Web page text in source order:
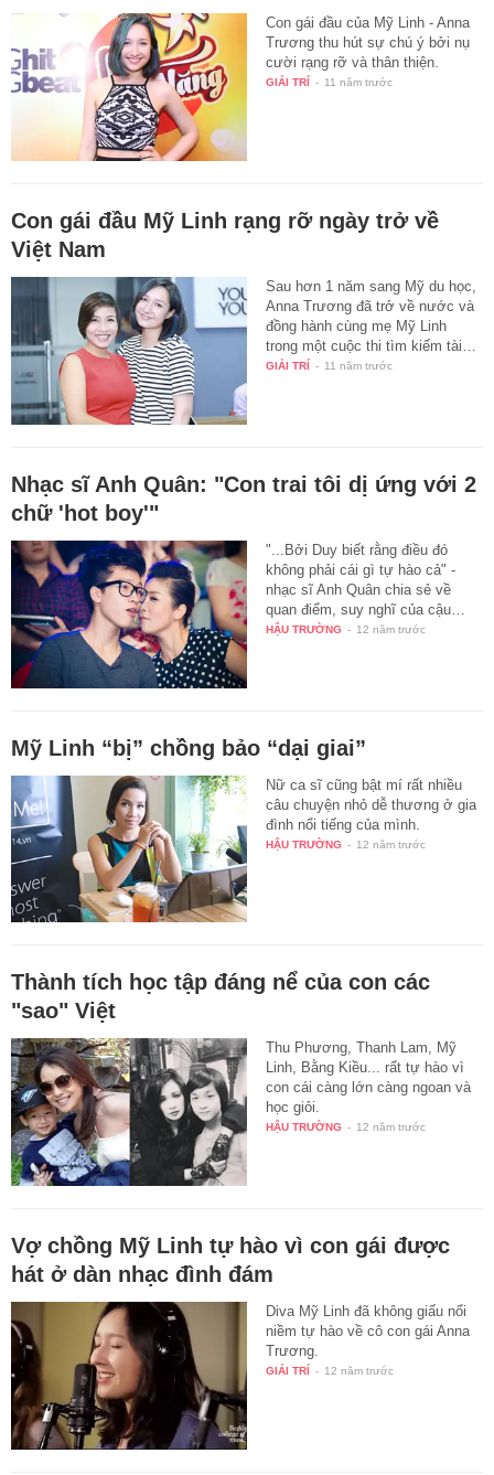
Con gái đầu của Mỹ Linh - Anna
Trương thu hút sự chú ý bởi nụ
cười rạng rỡ và thân thiện.
GIẢI TRÍ - 11 năm trước
Con gái đầu Mỹ Linh rạng rỡ ngày trở về
Việt Nam
Sau hơn 1 năm sang Mỹ du học,
Anna Trương đã trở về nước và
đồng hành cùng mẹ Mỹ Linh
trong một cuộc thi tìm kiếm tài…
GIẢI TRÍ - 11 năm trước
Nhạc sĩ Anh Quân: "Con trai tôi dị ứng với 2
chữ 'hot boy'"
"...Bởi Duy biết rằng điều đó
không phải cái gì tự hào cả" -
nhạc sĩ Anh Quân chia sẻ về
quan điểm, suy nghĩ của cậu…
HẬU TRƯỜNG - 12 năm trước
Mỹ Linh “bị” chồng bảo “dại giai”
Nữ ca sĩ cũng bật mí rất nhiều
câu chuyện nhỏ dễ thương ở gia
đình nổi tiếng của mình.
HẬU TRƯỜNG - 12 năm trước
Thành tích học tập đáng nể của con các
"sao" Việt
Thu Phương, Thanh Lam, Mỹ
Linh, Bằng Kiều... rất tự hào vì
con cái càng lớn càng ngoan và
học giỏi.
HẬU TRƯỜNG - 12 năm trước
Vợ chồng Mỹ Linh tự hào vì con gái được
hát ở dàn nhạc đình đám
Diva Mỹ Linh đã không giấu nổi
niềm tự hào về cô con gái Anna
Trương.
GIẢI TRÍ - 12 năm trước